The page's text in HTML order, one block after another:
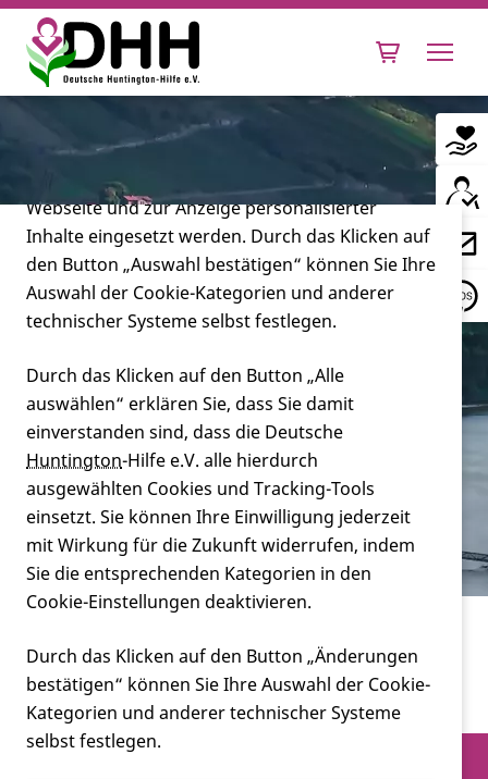
Leben mit Huntington
Forschung
Miteinander
Verein
Service
Duisburg
Landesverband Nordrhein-Westfalen
Duisburg
Cookie-Einstellungen
Diese Webseite setzt verschiedene Cookies und
Tracking-Tools ein. Dies beinhaltet Cookies und
Tracking-Tools, die für den Betrieb der Webseite
technisch notwendig sind, die zu statistischen
Zwecken sowie zur besseren Bedienbarkeit der
Webseite und zur Anzeige personalisierter
Inhalte eingesetzt werden. Durch das Klicken auf
den Button „Auswahl bestätigen“ können Sie Ihre
Auswahl der Cookie-Kategorien und anderer
technischer Systeme selbst festlegen.
Durch das Klicken auf den Button „Alle
auswählen“ erklären Sie, dass Sie damit
einverstanden sind, dass die Deutsche
Huntington-Hilfe e.V. alle hierdurch
ausgewählten Cookies und Tracking-Tools
einsetzt. Sie können Ihre Einwilligung jederzeit
mit Wirkung für die Zukunft widerrufen, indem
Sie die entsprechenden Kategorien in den
Cookie-Einstellungen deaktivieren.
Durch das Klicken auf den Button „Änderungen
bestätigen“ können Sie Ihre Auswahl der Cookie-
Kategorien und anderer technischer Systeme
selbst festlegen.